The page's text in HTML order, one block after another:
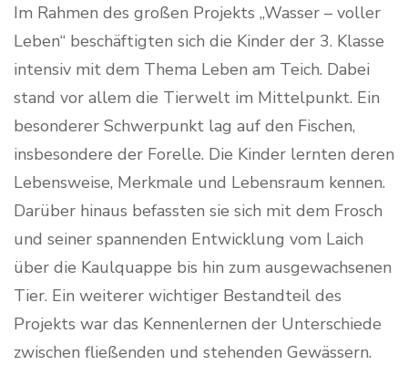
Im Rahmen des großen Projekts „Wasser – voller
Leben“ beschäftigten sich die Kinder der 3. Klasse
intensiv mit dem Thema Leben am Teich. Dabei
stand vor allem die Tierwelt im Mittelpunkt. Ein
besonderer Schwerpunkt lag auf den Fischen,
insbesondere der Forelle. Die Kinder lernten deren
Lebensweise, Merkmale und Lebensraum kennen.
Darüber hinaus befassten sie sich mit dem Frosch
und seiner spannenden Entwicklung vom Laich
über die Kaulquappe bis hin zum ausgewachsenen
Tier. Ein weiterer wichtiger Bestandteil des
Projekts war das Kennenlernen der Unterschiede
zwischen fließenden und stehenden Gewässern.